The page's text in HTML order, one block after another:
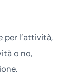
per l’attività,
o no,